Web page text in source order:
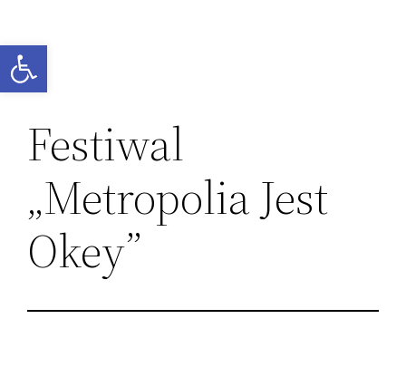
Otwórz pasek narzędzi
do
treści
Festiwal
„Metropolia Jest
Okey”